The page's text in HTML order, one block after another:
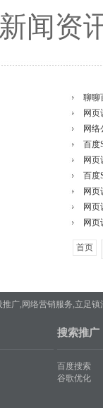
新闻资
聊聊
网
网
百度
网
百度
网
网
网
首页
广,网络营销服务,立足
搜索推广
百度搜索
谷歌优化